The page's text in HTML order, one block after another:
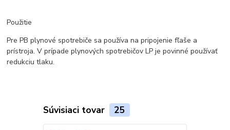
Použitie
Pre PB plynové spotrebiče sa používa na pripojenie fľaše a
prístroja. V prípade plynových spotrebičov LP je povinné používať
redukciu tlaku.
Súvisiaci tovar 25